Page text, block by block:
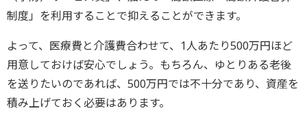
制度」を利用することで抑えることができます。
よって、医療費と介護費合わせて、1人あたり500万円ほど
用意しておけば安心でしょう。もちろん、ゆとりある老後
を送りたいのであれば、500万円では不十分であり、資産を
積み上げておく必要はあります。